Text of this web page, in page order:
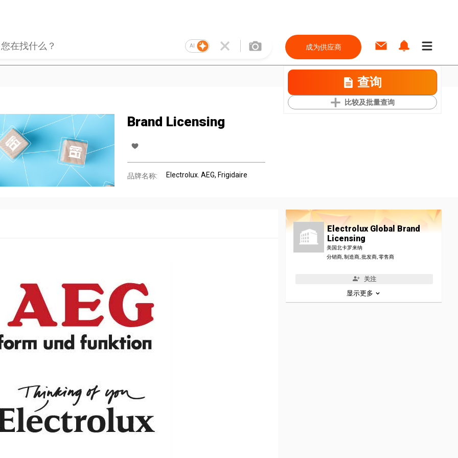
AI 成为供应商
查询
比较及批量查询
Brand Licensing
品牌名称: Electrolux. AEG, Frigidaire
Electrolux Global Brand
Licensing
美国北卡罗来纳
分销商, 制造商, 批发商, 零售商
关注
显示更多